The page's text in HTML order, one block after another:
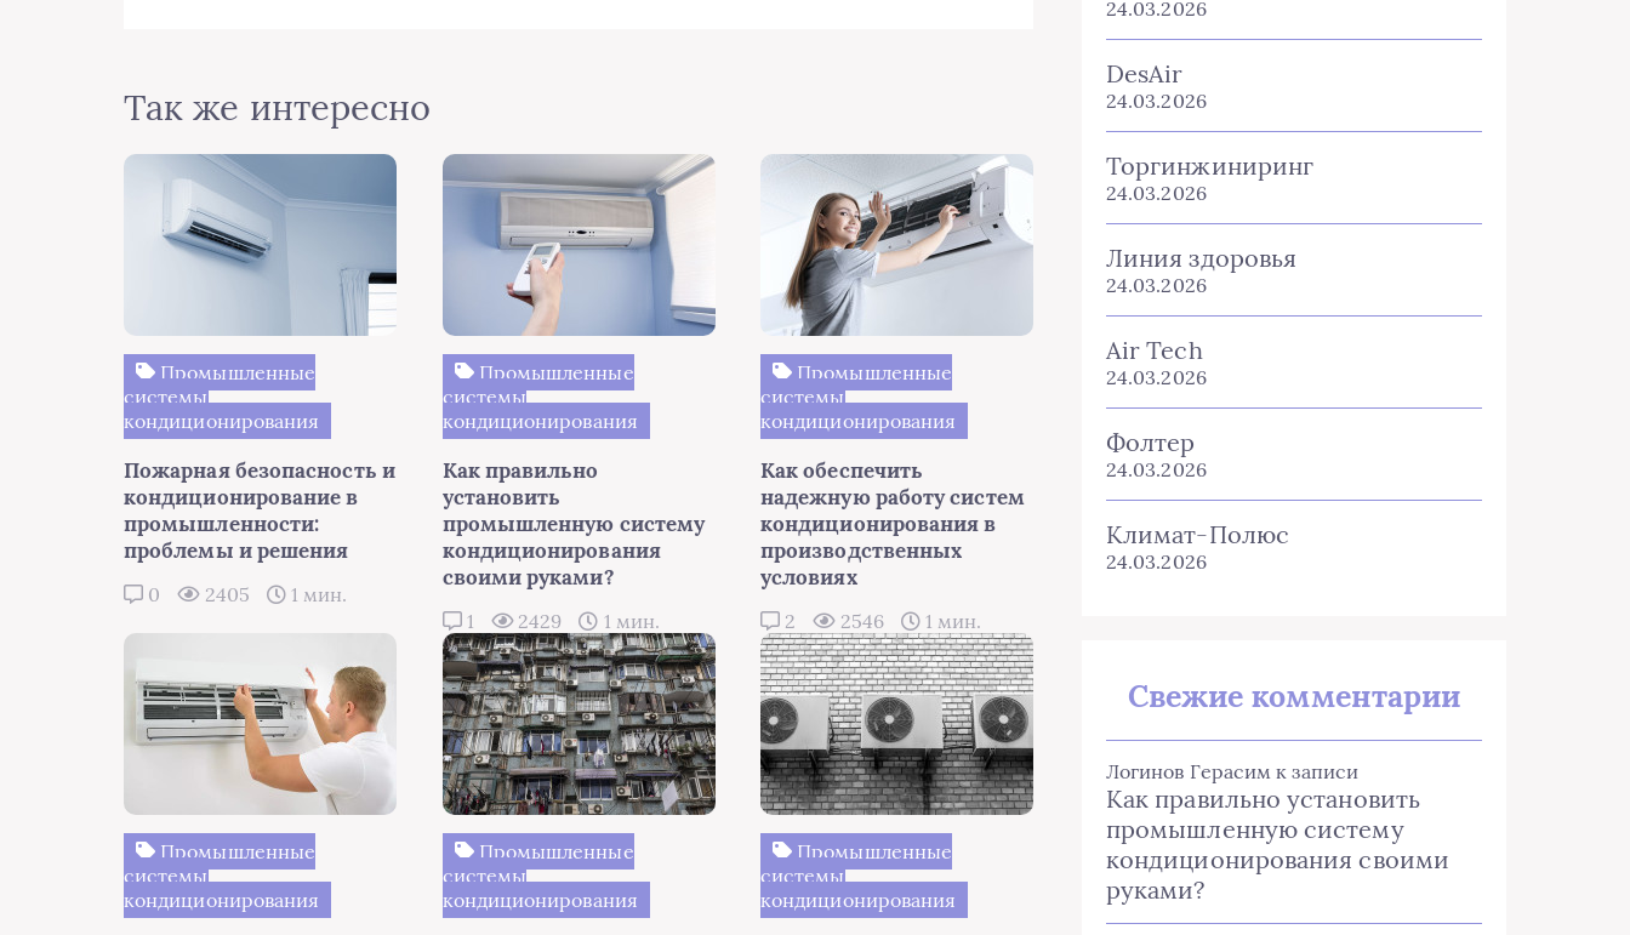
Так же интересно
Промышленные
системы
кондиционирования
Пожарная безопасность и
кондиционирование в
промышленности:
проблемы и решения
0 2405 1 мин.
Промышленные
системы
кондиционирования
Как правильно
установить
промышленную систему
кондиционирования
своими руками?
1 2429 1 мин.
Промышленные
системы
кондиционирования
Как обеспечить
надежную работу систем
кондиционирования в
производственных
условиях
2 2546 1 мин.
Промышленные
системы
кондиционирования
Промышленные
системы
кондиционирования
Промышленные
системы
кондиционирования
24.03.2026
DesAir
24.03.2026
Торгинжиниринг
24.03.2026
Линия здоровья
24.03.2026
Air Tech
24.03.2026
Фолтер
24.03.2026
Климат-Полюс
24.03.2026
Свежие комментарии
Логинов Герасим к записи
Как правильно установить
промышленную систему
кондиционирования своими
руками?